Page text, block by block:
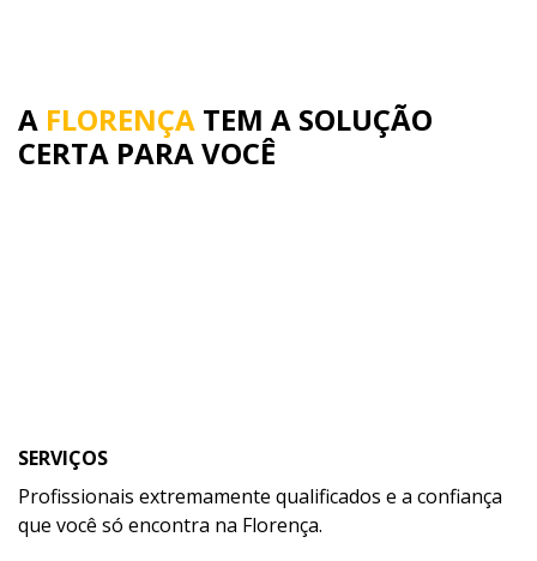
A FLORENÇA TEM A SOLUÇÃO
CERTA PARA VOCÊ
SERVIÇOS
Profissionais extremamente qualificados e a confiança
que você só encontra na Florença.